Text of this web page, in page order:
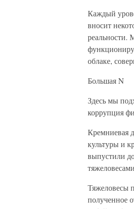
Каждый
вносит
реальности.
облаке,
Большая N
Здесь мы
коррупция
Кремниевая
культуры и
выпустили
Тяжеловесы
полученное